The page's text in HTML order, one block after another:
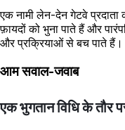
एक नामी लेन-देन गेटवे
फ़ायदों को भुना पाते हैं और
और प्रक्रियाओं से बच पाते हैं।
आम सवाल-जवाब
एक भुगतान विधि के तौर